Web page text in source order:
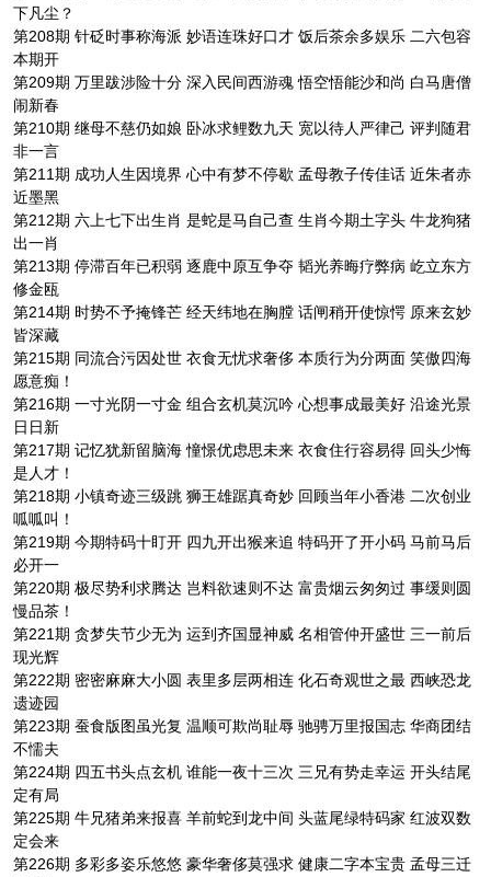
下凡尘？
第208期 针砭时事称海派 妙语连珠好口才 饭后茶余多娱乐 二六包容
本期开
第209期 万里跋涉险十分 深入民间西游魂 悟空悟能沙和尚 白马唐僧
闹新春
第210期 继母不慈仍如娘 卧冰求鲤数九天 宽以待人严律己 评判随君
非一言
第211期 成功人生因境界 心中有梦不停歇 孟母教子传佳话 近朱者赤
近墨黑
第212期 六上七下出生肖 是蛇是马自己查 生肖今期土字头 牛龙狗猪
出一肖
第213期 停滞百年已积弱 逐鹿中原互争夺 韬光养晦疗弊病 屹立东方
修金瓯
第214期 时势不予掩锋芒 经天纬地在胸膛 话闸稍开使惊愕 原来玄妙
皆深藏
第215期 同流合污因处世 衣食无忧求奢侈 本质行为分两面 笑傲四海
愿意痴！
第216期 一寸光阴一寸金 组合玄机莫沉吟 心想事成最美好 沿途光景
日日新
第217期 记忆犹新留脑海 憧憬优虑思未来 衣食住行容易得 回头少悔
是人才！
第218期 小镇奇迹三级跳 狮王雄踞真奇妙 回顾当年小香港 二次创业
呱呱叫！
第219期 今期特码十盯开 四九开出猴来追 特码开了开小码 马前马后
必开一
第220期 极尽势利求腾达 岂料欲速则不达 富贵烟云匆匆过 事缓则圆
慢品茶！
第221期 贪梦失节少无为 运到齐国显神威 名相管仲开盛世 三一前后
现光辉
第222期 密密麻麻大小圆 表里多层两相连 化石奇观世之最 西峡恐龙
遗迹园
第223期 蚕食版图虽光复 温顺可欺尚耻辱 驰骋万里报国志 华商团结
不懦夫
第224期 四五书头点玄机 谁能一夜十三次 三兄有势走幸运 开头结尾
定有局
第225期 牛兄猪弟来报喜 羊前蛇到龙中间 头蓝尾绿特码家 红波双数
定会来
第226期 多彩多姿乐悠悠 豪华奢侈莫强求 健康二字本宝贵 孟母三迁